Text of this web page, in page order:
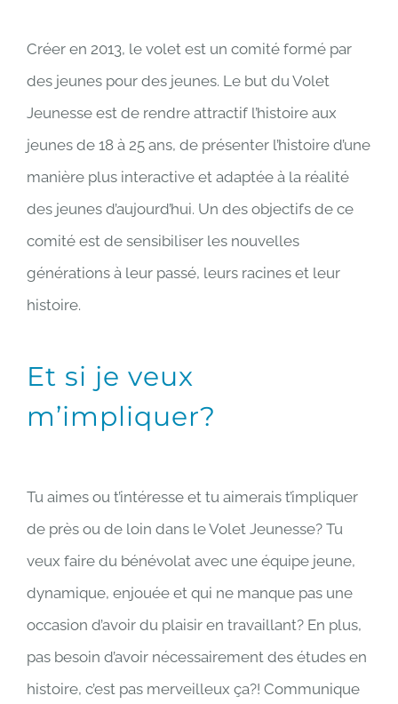
Créer en 2013, le volet est un comité formé par
des jeunes pour des jeunes. Le but du Volet
Jeunesse est de rendre attractif l’histoire aux
jeunes de 18 à 25 ans, de présenter l’histoire d’une
manière plus interactive et adaptée à la réalité
des jeunes d’aujourd’hui. Un des objectifs de ce
comité est de sensibiliser les nouvelles
générations à leur passé, leurs racines et leur
histoire.
Et si je veux
m’impliquer?
Tu aimes ou t’intéresse et tu aimerais t’impliquer
de près ou de loin dans le Volet Jeunesse? Tu
veux faire du bénévolat avec une équipe jeune,
dynamique, enjouée et qui ne manque pas une
occasion d’avoir du plaisir en travaillant? En plus,
pas besoin d’avoir nécessairement des études en
histoire, c’est pas merveilleux ça?! Communique